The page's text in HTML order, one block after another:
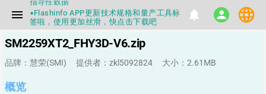
menu
▪Flashinfo APP更新技术规格和量产工具标
签啦，使用更加丝滑，快点击下载吧
▪兄弟们没事不要乱下载量产工具，过分了
▪Flashinfo提供的所有数据仅供参考，DIY
数据都不要100%相信，包括量产工具都不
notifications person language
SM2259XT2_FHY3D-V6.zip
品牌：慧荣(SMI) 提供者：zkl5092824 大小：2.61MB
概览